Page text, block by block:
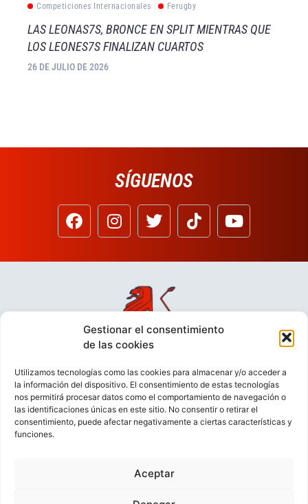
Gestionar el consentimiento
de las cookies
Utilizamos tecnologías como las cookies para almacenar y/o acceder a
la información del dispositivo. El consentimiento de estas tecnologías
nos permitirá procesar datos como el comportamiento de navegación o
las identificaciones únicas en este sitio. No consentir o retirar el
consentimiento, puede afectar negativamente a ciertas características y
funciones.
Aceptar
Competiciones Internacionales Ferugby
LAS LEONAS7S, BRONCE EN SPLIT MIENTRAS QUE
LOS LEONES7S FINALIZAN CUARTOS
26 DE JULIO DE 2026
SÍGUENOS